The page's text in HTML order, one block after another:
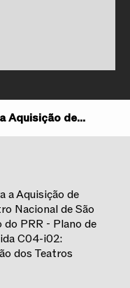
Aquisição de
a Aquisição de
Nacional de São
PRR - Plano de
C04-i02:
dos Teatros